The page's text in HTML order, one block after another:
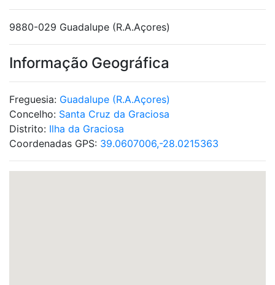
9880-029 Guadalupe (R.A.Açores)
Informação Geográfica
Freguesia: Guadalupe (R.A.Açores)
Concelho: Santa Cruz da Graciosa
Distrito: Ilha da Graciosa
Coordenadas GPS: 39.0607006,-28.0215363